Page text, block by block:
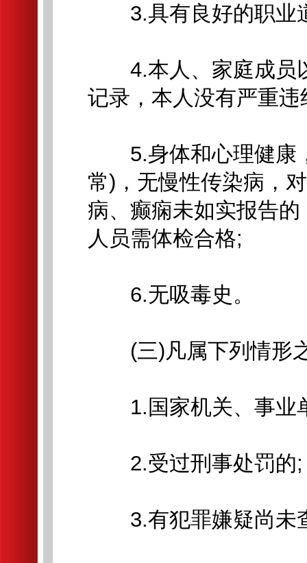
3.具有良好的职业
4.本人、家庭成员
记录，本人没有严重
5.身体和心理健康
常)，无慢性传染病，
病、癫痫未如实报告
人员需体检合格;
6.无吸毒史。
(三)凡属下列情形
1.国家机关、事业
2.受过刑事处罚的;
3.有犯罪嫌疑尚未